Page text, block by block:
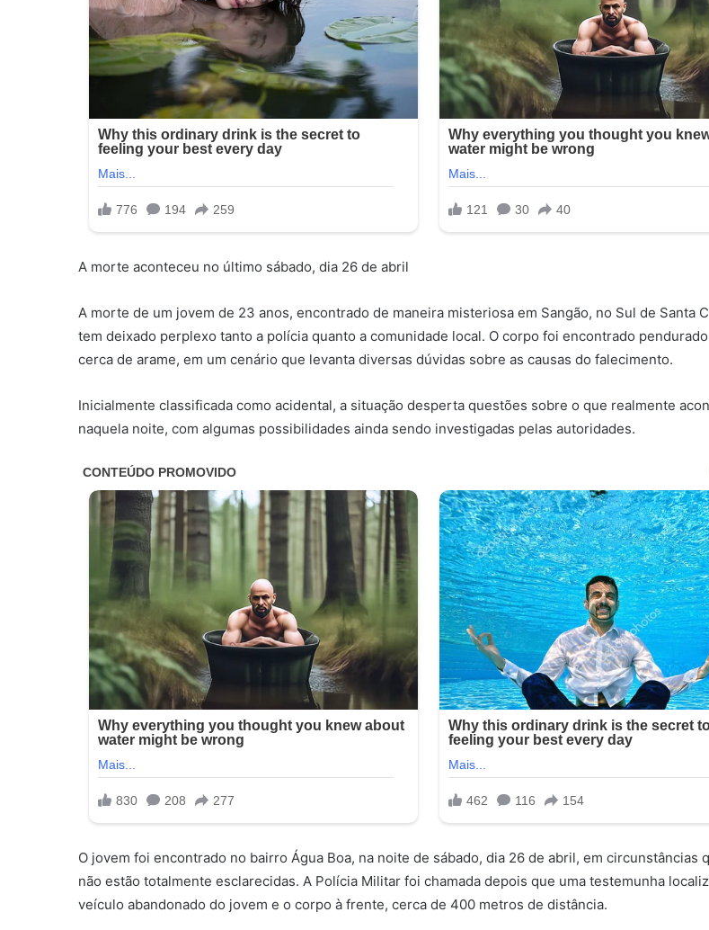
A morte aconteceu no último sábado, dia 26 de abril
A morte de um jovem de 23 anos, encontrado de maneira misteriosa em Sangão, no Sul de Santa
tem deixado perplexo tanto a polícia quanto a comunidade local. O corpo foi encontrado
cerca de arame, em um cenário que levanta diversas dúvidas sobre as causas do falecimento.
Inicialmente classificada como acidental, a situação desperta questões sobre o que realmente
naquela noite, com algumas possibilidades ainda sendo investigadas pelas autoridades.
O jovem foi encontrado no bairro Água Boa, na noite de sábado, dia 26 de abril, em circunstâncias
não estão totalmente esclarecidas. A Polícia Militar foi chamada depois que uma testemunha
veículo abandonado do jovem e o corpo à frente, cerca de 400 metros de distância.